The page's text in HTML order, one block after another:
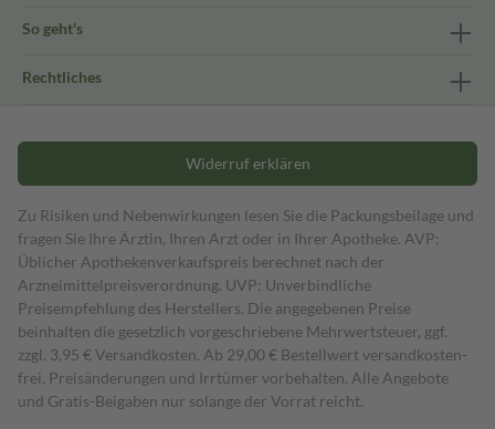
So geht's
Rechtliches
Widerruf erklären
Zu Risiken und Nebenwirkungen lesen Sie die Packungsbeilage und
fragen Sie Ihre Ärztin, Ihren Arzt oder in Ihrer Apotheke. AVP:
Üblicher Apothekenverkaufspreis berechnet nach der
Arzneimittelpreisverordnung. UVP: Unverbindliche
Preisempfehlung des Herstellers. Die angegebenen Preise
beinhalten die gesetzlich vorgeschriebene Mehrwertsteuer, ggf.
zzgl. 3,95 € Versandkosten. Ab 29,00 € Bestell­wert versand­kosten­
frei. Preisänderungen und Irrtümer vorbehalten. Alle Angebote
und Gratis-Beigaben nur solange der Vorrat reicht.